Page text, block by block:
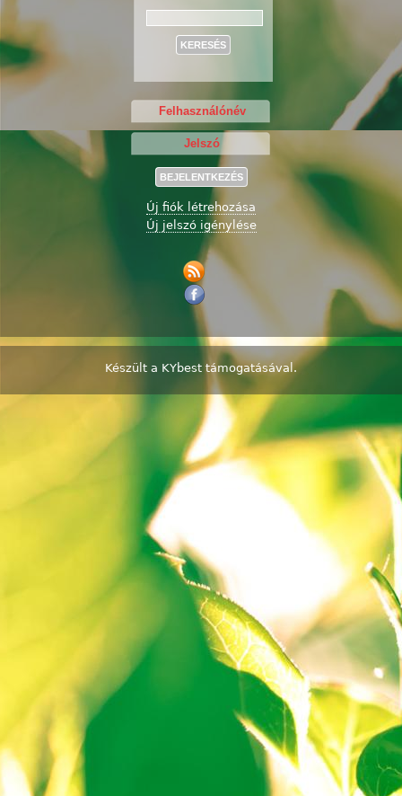
Új fiók létrehozása
Új jelszó igénylése
Készült a KYbest támogatásával.